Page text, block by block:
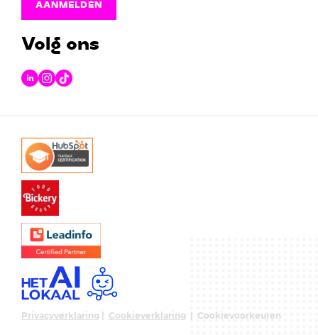
AANMELDEN
Volg ons
Privacyverklaring Cookieverklaring Cookievoorkeuren